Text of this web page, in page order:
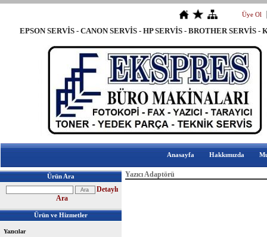
Üye Ol
EPSON SERVİS - CANON SERVİS - HP SERVİS - BROTHER
Anasayfa Hakkımızda
Ürün Ara
Detaylı
Ara
Ürün ve Hizmetler
Yazıcılar
Yazıcı Adaptörü